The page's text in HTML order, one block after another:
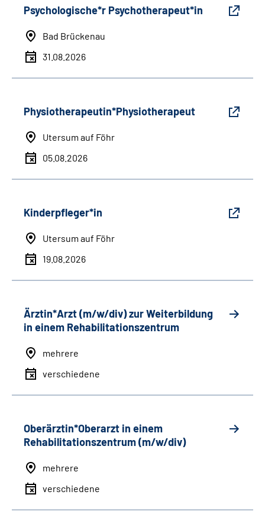
Psychologische*r Psychotherapeut*in
Bad Brückenau
31.08.2026
Physiotherapeutin*Physiotherapeut
Utersum auf Föhr
05.08.2026
Kinderpfleger*in
Utersum auf Föhr
19.08.2026
Ärztin*Arzt (m/w/div) zur Weiterbildung
in einem Rehabilitationszentrum
mehrere
verschiedene
Oberärztin*Oberarzt in einem
Rehabilitationszentrum (m/w/div)
mehrere
verschiedene